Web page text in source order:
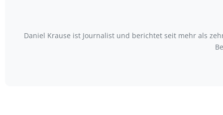
Daniel Krause ist Journalist und berichtet seit mehr als